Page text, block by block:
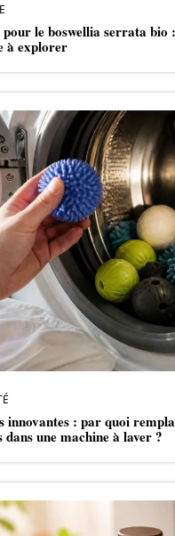
pour le boswellia serrata bio
à explorer
innovantes : par quoi
dans une machine à laver ?